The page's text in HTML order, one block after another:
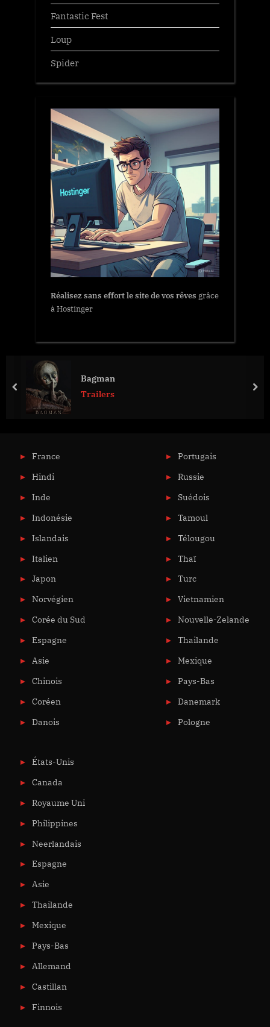
Fantastic Fest
Loup
Spider
Réalisez sans effort le site de vos rêves grâce
à Hostinger
Bagman
Trailers
prev
France
Hindi
Inde
Indonésie
Islandais
Italien
Japon
Norvégien
Corée du Sud
Espagne
Asie
Chinois
Coréen
Danois
Portugais
Russie
Suédois
Tamoul
Télougou
Thaï
Turc
Vietnamien
Nouvelle-Zelande
Thailande
Mexique
Pays-Bas
Danemark
Pologne
États-Unis
Canada
Royaume Uni
Philippines
Neerlandais
Espagne
Asie
Thailande
Mexique
Pays-Bas
Allemand
Castillan
Finnois